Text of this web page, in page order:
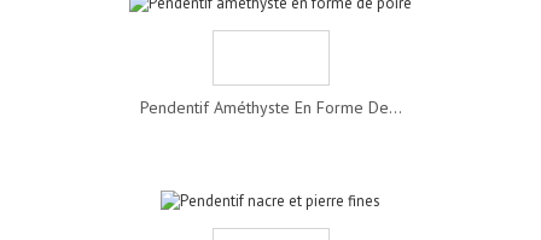
Pendentif Améthyste En Forme De...